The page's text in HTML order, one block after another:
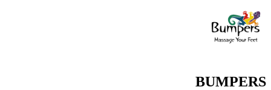
BUMPERS